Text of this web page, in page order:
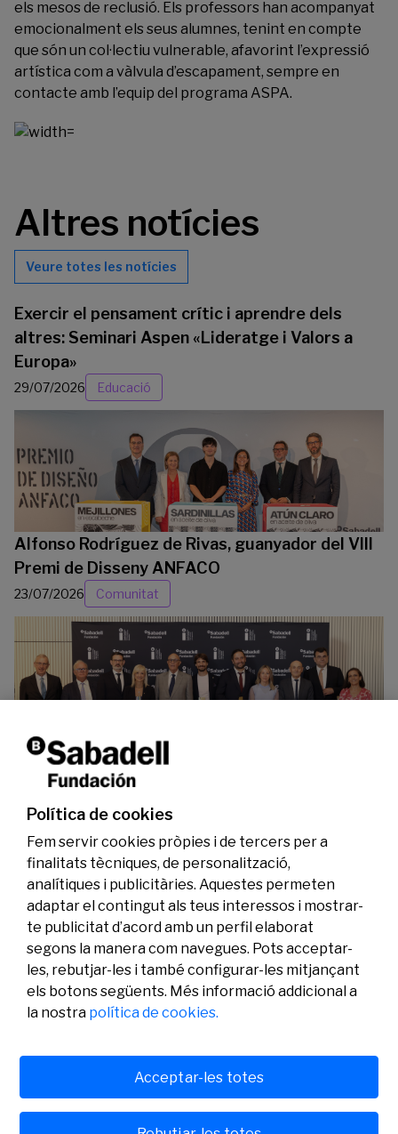
els mesos de reclusió. Els professors han acompanyat
emocionalment els seus alumnes, tenint en compte
que són un col·lectiu vulnerable, afavorint l’expressió
artística com a vàlvula d’escapament, sempre en
contacte amb l’equip del programa ASPA.
Altres notícies
Veure totes les notícies
Exercir el pensament crític i aprendre dels
altres: Seminari Aspen «Lideratge i Valors a
Europa»
29/07/2026 Educació
Alfonso Rodríguez de Rivas, guanyador del VIII
Premi de Disseny ANFACO
23/07/2026 Comunitat
La Fundació Banc Sabadell reconeix a dos
investigadors en els àmbits de l’edició del
genoma i l’energia neta
Legal
Avís legal
Activitat
Convocatòries
Social
Política de cookies
Fem servir cookies pròpies i de tercers per a
finalitats tècniques, de personalització,
analítiques i publicitàries. Aquestes permeten
adaptar el contingut als teus interessos i mostrar-
te publicitat d’acord amb un perfil elaborat
segons la manera com navegues. Pots acceptar-
les, rebutjar-les i també configurar-les mitjançant
els botons següents. Més informació addicional a
la nostra política de cookies.
Acceptar-les totes